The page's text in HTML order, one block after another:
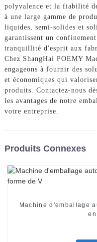
polyvalence et la fiabilité
à une large gamme de
liquides, semi-solides et
garantissent un
tranquillité d'esprit aux
Chez ShangHai POEMY
engageons à fournir des
et économiques qui
produits. Contactez-nous
les avantages de notre
votre entreprise.
Produits Connexes
Machine d'emballage